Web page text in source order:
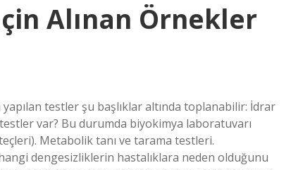
Alınan Örnekler
testler şu başlıklar altında toplanabilir: İdrar
var? Bu durumda biyokimya laboratuvarı
Metabolik tanı ve tarama testleri.
dengesizliklerin hastalıklara neden olduğunu